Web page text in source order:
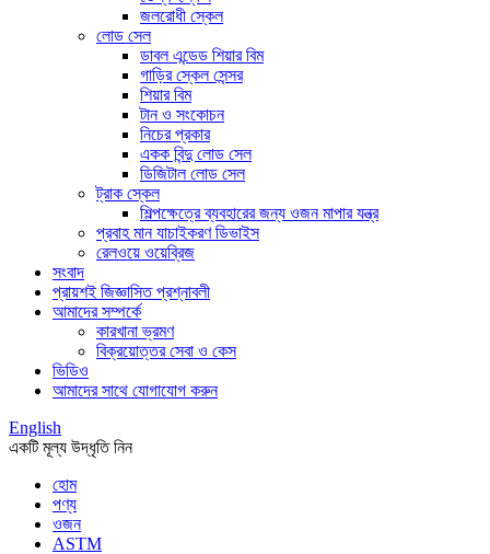
জলরোধী স্কেল
লোড সেল
ডাবল এন্ডেড শিয়ার বিম
গাড়ির স্কেল সেন্সর
শিয়ার বিম
টান ও সংকোচন
নিচের প্রকার
একক বিন্দু লোড সেল
ডিজিটাল লোড সেল
ট্রাক স্কেল
শিল্পক্ষেত্রে ব্যবহারের জন্য ওজন মাপার যন্ত্র
প্রবাহ মান যাচাইকরণ ডিভাইস
রেলওয়ে ওয়েব্রিজ
সংবাদ
প্রায়শই জিজ্ঞাসিত প্রশ্নাবলী
আমাদের সম্পর্কে
কারখানা ভ্রমণ
বিক্রয়োত্তর সেবা ও কেস
ভিডিও
আমাদের সাথে যোগাযোগ করুন
English
একটি মূল্য উদ্ধৃতি নিন
হোম
পণ্য
ওজন
ASTM